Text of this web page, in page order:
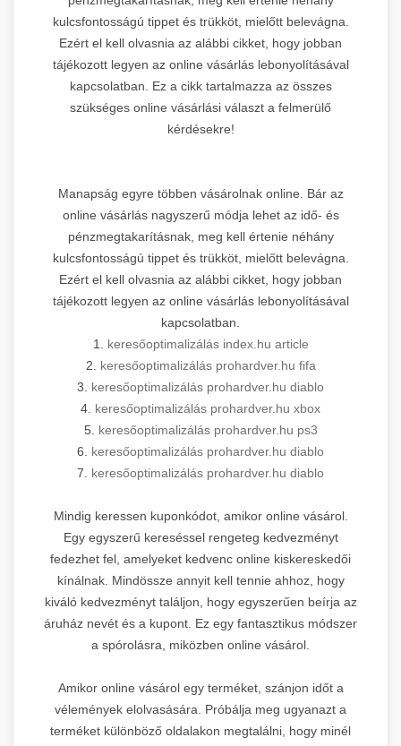
kulcsfontosságú tippet és trükköt, mielőtt belevágna.
Ezért el kell olvasnia az alábbi cikket, hogy jobban
tájékozott legyen az online vásárlás lebonyolításával
kapcsolatban. Ez a cikk tartalmazza az összes
szükséges online vásárlási választ a felmerülő
kérdésekre!
Manapság egyre többen vásárolnak online. Bár az
online vásárlás nagyszerű módja lehet az idő- és
pénzmegtakarításnak, meg kell értenie néhány
kulcsfontosságú tippet és trükköt, mielőtt belevágna.
Ezért el kell olvasnia az alábbi cikket, hogy jobban
tájékozott legyen az online vásárlás lebonyolításával
kapcsolatban.
1. keresőoptimalizálás index.hu article
2. keresőoptimalizálás prohardver.hu fifa
3. keresőoptimalizálás prohardver.hu diablo
4. keresőoptimalizálás prohardver.hu xbox
5. keresőoptimalizálás prohardver.hu ps3
6. keresőoptimalizálás prohardver.hu diablo
7. keresőoptimalizálás prohardver.hu diablo
Mindig keressen kuponkódot, amikor online vásárol.
Egy egyszerű kereséssel rengeteg kedvezményt
fedezhet fel, amelyeket kedvenc online kiskereskedői
kínálnak. Mindössze annyit kell tennie ahhoz, hogy
kiváló kedvezményt találjon, hogy egyszerűen beírja az
áruház nevét és a kupont. Ez egy fantasztikus módszer
a spórolásra, miközben online vásárol.
Amikor online vásárol egy terméket, szánjon időt a
vélemények elolvasására. Próbálja meg ugyanazt a
terméket különböző oldalakon megtalálni, hogy minél